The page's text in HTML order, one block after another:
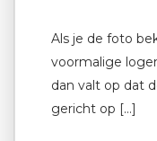
Als je de foto
voormalige
dan valt op dat
gericht op […]